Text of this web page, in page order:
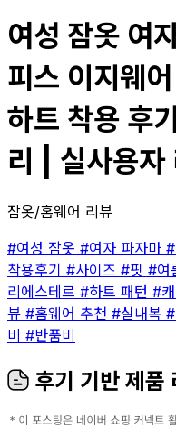
여성 잠옷 여
피스 이지웨
하트 착용 후
리 | 실사용자
잠옷/홈웨어 리뷰
#여성 잠옷 #여자 파자마
착용후기 #사이즈 #핏 #여
리에스테르 #하트 패턴 #
뷰 #홈웨어 추천 #실내복
비 #반품비
후기 기반 제품